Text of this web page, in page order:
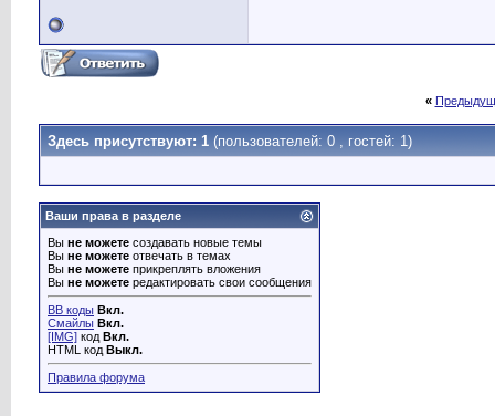
«
Здесь присутствуют: 1 (пользователей: 0 , гостей: 1)
Ваши права в разделе
Вы не можете создавать новые темы
Вы не можете отвечать в темах
Вы не можете прикреплять вложения
Вы не можете редактировать свои сообщения
BB коды Вкл.
Смайлы Вкл.
[IMG] код Вкл.
HTML код Выкл.
Правила форума